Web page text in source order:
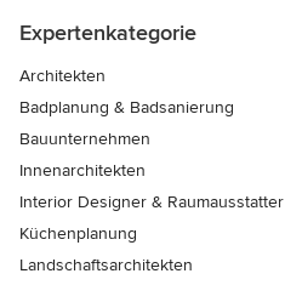
Expertenkategorie
Architekten
Badplanung & Badsanierung
Bauunternehmen
Innenarchitekten
Interior Designer & Raumausstatter
Küchenplanung
Landschaftsarchitekten